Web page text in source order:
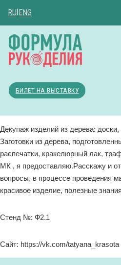
RU ENG
БИЛЕТ НА ВЫСТАВКУ
Декупаж изделий из дерева:
Заготовки из дерева,
распечатки, кракелюрный лак,
МК , я предоставляю.Расскажу и
вопросы, в процессе проведения
красивое изделие, полезные
Стенд №: Ф2.1
Сайт: https://vk.com/tatyana_krasota